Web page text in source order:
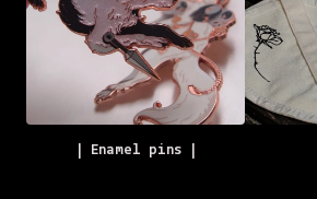
| Enamel pins |